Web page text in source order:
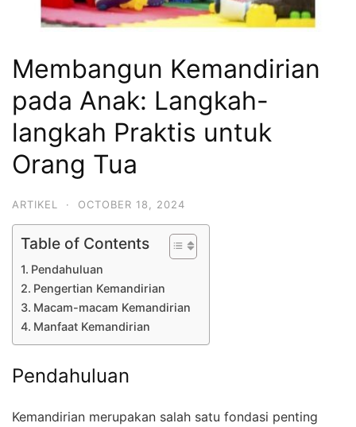
Membangun Kemandirian
pada Anak: Langkah-
langkah Praktis untuk
Orang Tua
ARTIKEL · OCTOBER 18, 2024
Table of Contents
Pendahuluan
Pengertian Kemandirian
Macam-macam Kemandirian
Manfaat Kemandirian
Pendahuluan
Kemandirian merupakan salah satu fondasi penting